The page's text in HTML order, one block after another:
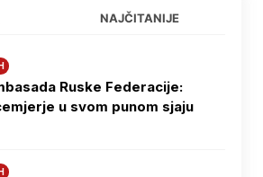
NAJČITANIJE
Ruske Federacije:
u svom punom sjaju